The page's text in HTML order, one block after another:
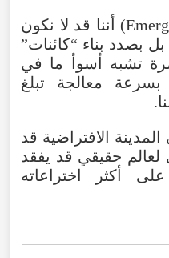
) أننا قد لا نكون
بل بصدد بناء “كائنات”
تشبه أسوأ ما في
بسرعة معالجة
تبلغ
.
المدينة الافتراضية قد
لعالم حقيقي قد يفقد
على أكثر
اختراعاته